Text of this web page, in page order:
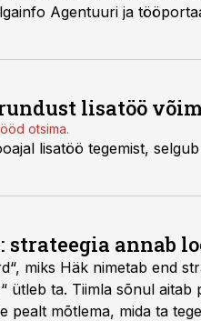
Agentuuri ja
lisatöö
otsima.
lisatöö tegemist,
annab
miks Häk nimetab end
ütleb ta. Tiimla sõnul
pealt mõtlema, mida ta